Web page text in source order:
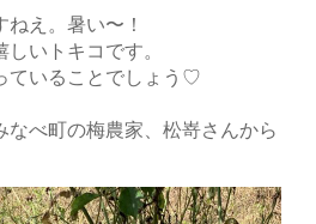
ねえ。暑い〜！
いトキコです。
ていることでしょう♡
なべ町の梅農家、松嵜さんから